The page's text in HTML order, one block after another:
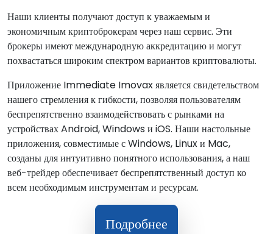
Наши клиенты получают доступ к уважаемым и
экономичным криптоброкерам через наш сервис. Эти
брокеры имеют международную аккредитацию и могут
похвастаться широким спектром вариантов криптовалюты.
Приложение Immediate Imovax является свидетельством
нашего стремления к гибкости, позволяя пользователям
беспрепятственно взаимодействовать с рынками на
устройствах Android, Windows и iOS. Наши настольные
приложения, совместимые с Windows, Linux и Mac,
созданы для интуитивно понятного использования, а наш
веб-трейдер обеспечивает беспрепятственный доступ ко
всем необходимым инструментам и ресурсам.
Подробнее